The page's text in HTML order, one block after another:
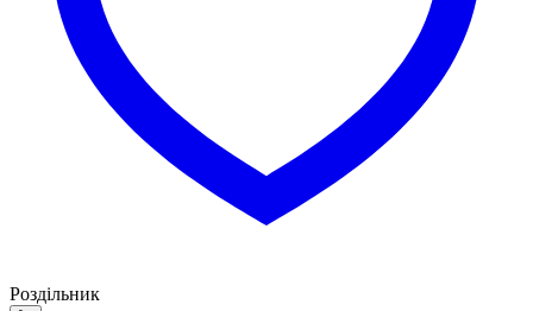
Роздільник